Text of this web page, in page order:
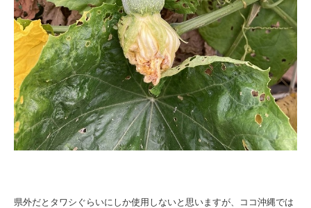
県外だとタワシぐらいにしか使用しないと思いますが、ココ沖縄では